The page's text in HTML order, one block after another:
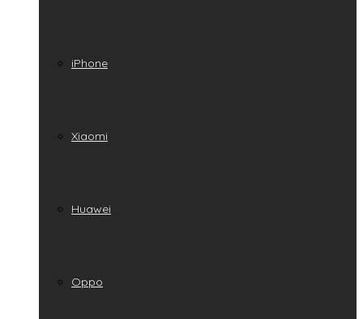
iPhone
Xiaomi
Huawei
Oppo